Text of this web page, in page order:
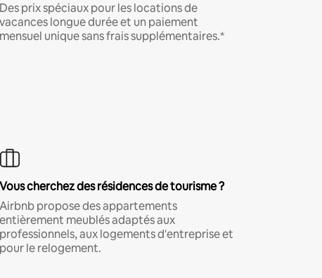
Des prix spéciaux pour les locations de
vacances longue durée et un paiement
mensuel unique sans frais supplémentaires.*
Vous cherchez des résidences de tourisme ?
Airbnb propose des appartements
entièrement meublés adaptés aux
professionnels, aux logements d'entreprise et
pour le relogement.